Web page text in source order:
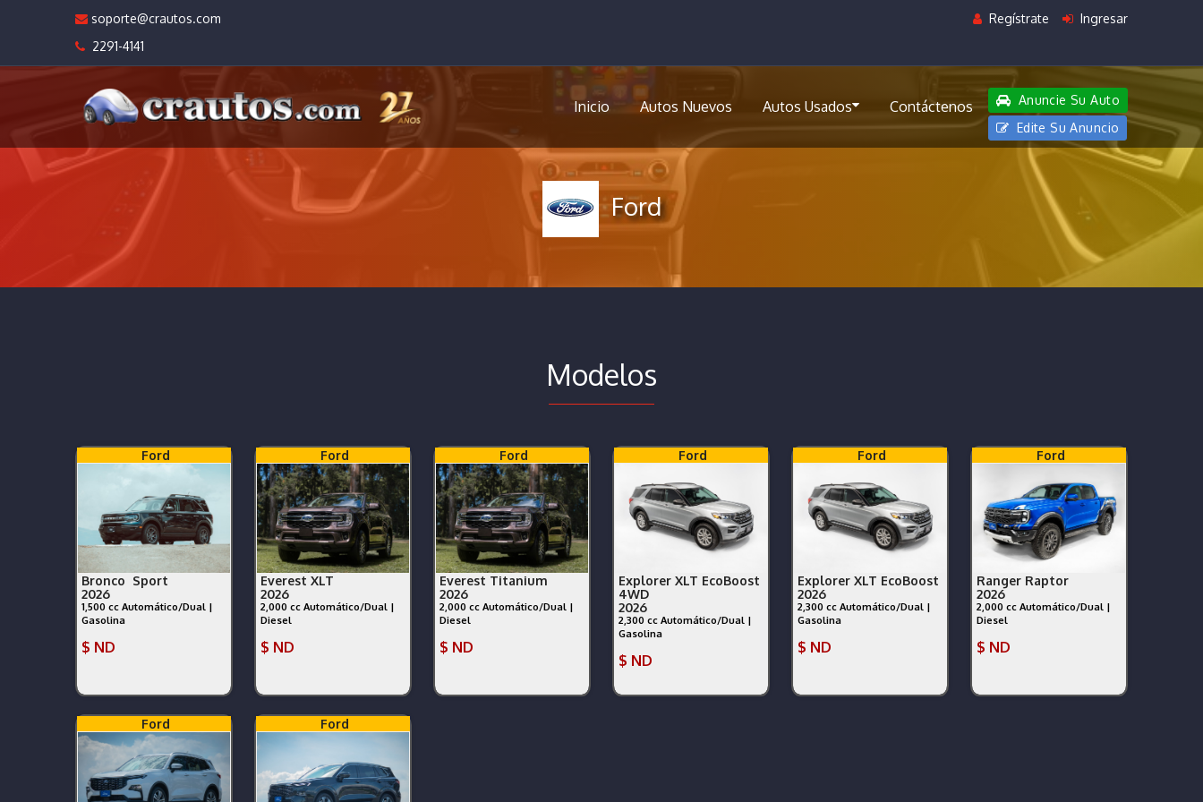
soporte@crautos.com
2291-4141
Regístrate Ingresar
Inicio Autos Nuevos Autos Usados Contáctenos
Anuncie Su Auto
Edite Su Anuncio
Ford
Modelos
Ford
Bronco Sport
2026
1,500 cc Automático/Dual |
Gasolina
$ ND
Ford
Everest XLT
2026
2,000 cc Automático/Dual |
Diesel
$ ND
Ford
Everest Titanium
2026
2,000 cc Automático/Dual |
Diesel
$ ND
Ford
Explorer XLT EcoBoost
4WD
2026
2,300 cc Automático/Dual |
Gasolina
$ ND
Ford
Explorer XLT EcoBoost
2026
2,300 cc Automático/Dual |
Gasolina
$ ND
Ford
Ranger Raptor
2026
2,000 cc Automático/Dual |
Diesel
$ ND
Ford Ford